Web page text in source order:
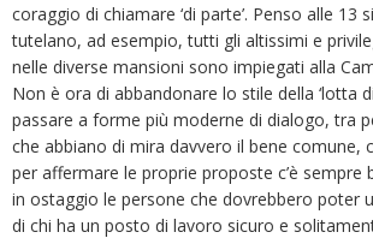
coraggio di chiamare ‘di parte’. Penso alle 13
tutelano, ad esempio, tutti gli altissimi e
nelle diverse mansioni sono impiegati alla
Non è ora di abbandonare lo stile della ‘lotta
passare a forme più moderne di dialogo, tra
che abbiano di mira davvero il bene comune,
per affermare le proprie proposte c’è sempre
in ostaggio le persone che dovrebbero poter
di chi ha un posto di lavoro sicuro e